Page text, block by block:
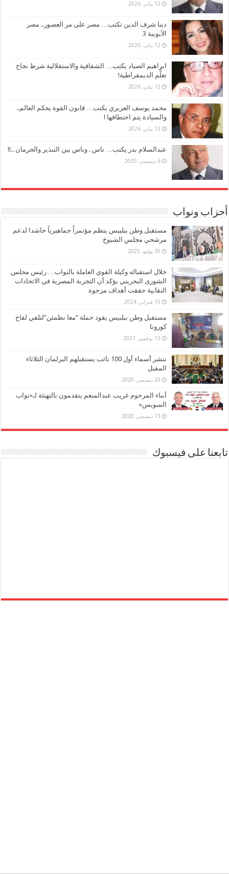
12 يناير، 2026
دينا شرف الدين تكتب… مصر على مر العصور.. مصر
الأيوبية 3
12 يناير، 2026
ابراهيم الصياد يكتب… الشفافية والاستقلالية شرط نجاح
تعلُّم الديمقراطية!
12 يناير، 2026
محمد يوسف العزيزي يكتب… قانون القوة يحكم العالم..
والسيادة يتم اختطافها !
12 يناير، 2026
عبدالسلام بدر يكتب… ناس . وناس بين التبذير والحرمان ..!!
6 ديسمبر، 2025
أحزاب ونواب
مستقبل وطن ببلبيس ينظم مؤتمراً جماهيرياً حاشدا لدعم
مرشحي مجلس الشيوخ
30 يوليو، 2025
خلال استقباله وكيلة القوي العاملة بالنواب… رئيس مجلس
الشورى البحريني يؤكد أن التجربة المصرية في الاتحادات
النقابية حققت أهداف مرجوة
15 فبراير، 2024
مستقبل وطن ببلبيس يقود حملة “معا نطمئن”لتلقي لقاح
كورونا
13 نوفمبر، 2021
ننشر أسماء أول 100 نائب يستقبلهم البرلمان الثلاثاء
المقبل
20 ديسمبر، 2020
أبناء المرحوم غريب عبدالمنعم يتقدمون بالتهنئة لـ«نواب
السويس»
13 ديسمبر، 2020
تابعنا على فيسبوك